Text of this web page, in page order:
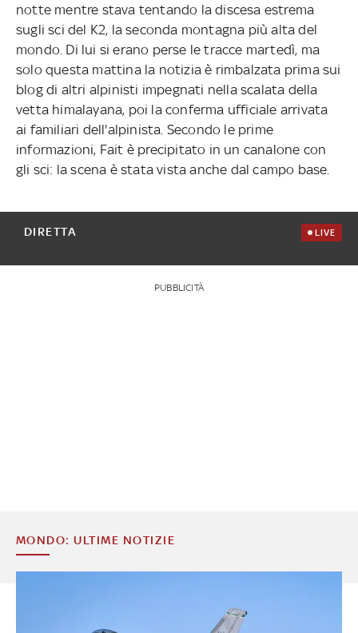
notte mentre stava tentando la discesa estrema
sugli sci del K2, la seconda montagna più alta del
mondo. Di lui si erano perse le tracce martedì, ma
solo questa mattina la notizia è rimbalzata prima sui
blog di altri alpinisti impegnati nella scalata della
vetta himalayana, poi la conferma ufficiale arrivata
ai familiari dell'alpinista. Secondo le prime
informazioni, Fait è precipitato in un canalone con
gli sci: la scena è stata vista anche dal campo base.
DIRETTA LIVE
PUBBLICITÀ
MONDO: ULTIME NOTIZIE